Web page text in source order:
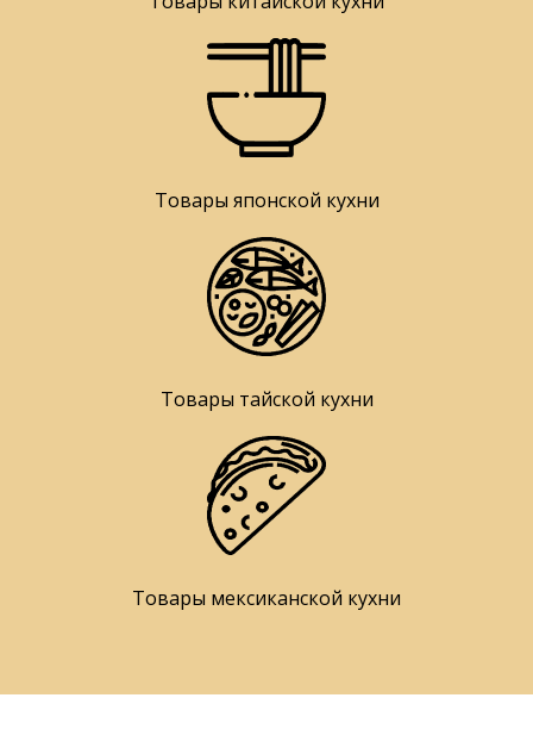
Товары японской кухни
Товары тайской кухни
Товары мексиканской кухни